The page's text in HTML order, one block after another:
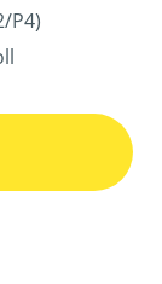
P4)